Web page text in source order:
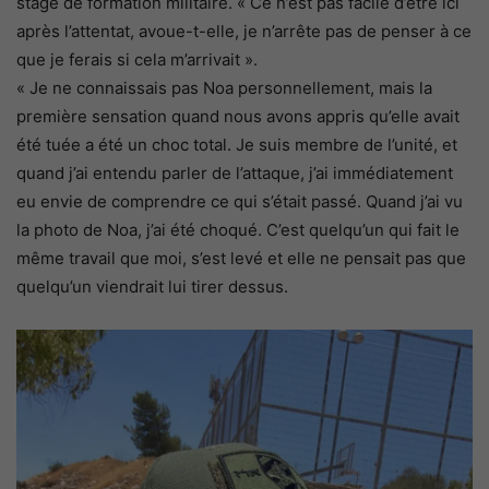
après l’attentat, avoue-t-elle, je n’arrête pas de penser à ce
que je ferais si cela m’arrivait ».
« Je ne connaissais pas Noa personnellement, mais la
première sensation quand nous avons appris qu’elle avait
été tuée a été un choc total. Je suis membre de l’unité, et
quand j’ai entendu parler de l’attaque, j’ai immédiatement
eu envie de comprendre ce qui s’était passé. Quand j’ai vu
la photo de Noa, j’ai été choqué. C’est quelqu’un qui fait le
même travail que moi, s’est levé et elle ne pensait pas que
quelqu’un viendrait lui tirer dessus.